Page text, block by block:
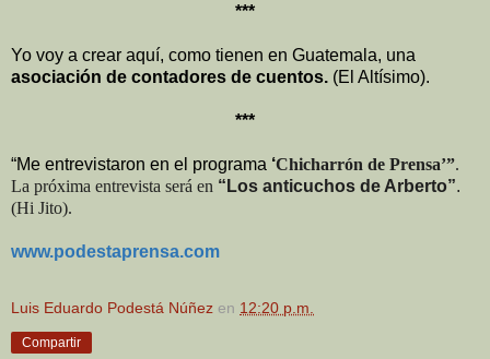
***
Yo voy a crear aquí, como tienen en Guatemala, una
asociación de contadores de cuentos. (El Altísimo).
***
“Me entrevistaron en el programa ‘Chicharrón de Prensa’”.
La próxima entrevista será en “Los anticuchos de Arberto”.
(Hi Jito).
www.podestaprensa.com
Luis Eduardo Podestá Núñez en 12:20 p.m.
Compartir